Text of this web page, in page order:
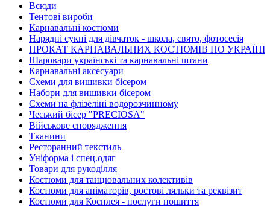
Всюди
Тентові вироби
Карнавальні костюми
Нарядні сукні для дівчаток - школа, свято, фотосесія
ПРОКАТ КАРНАВАЛЬНИХ КОСТЮМІВ ПО УКРАЇНІ
Шаровари українські та карнавальні штани
Карнавальні аксесуари
Схеми для вишивки бісером
Набори для вишивки бісером
Схеми на флізеліні водорозчинному
Чеський бісер "PRECIOSA"
Військове спорядження
Тканини
Ресторанний текстиль
Уніформа і спец.одяг
Товари для рукоділля
Костюми для танцювальних колективів
Костюми для аніматорів, ростові ляльки та реквізит
Костюми для Косплея - послуги пошиття